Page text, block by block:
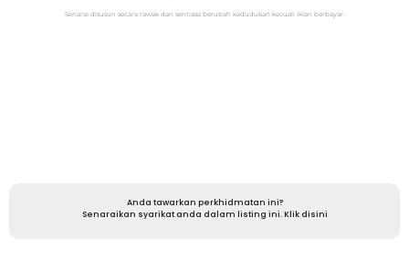
Senarai disusun secara rawak dan sentiasa berubah kedudukan kecuali iklan berbayar.
Anda tawarkan perkhidmatan ini?
Senaraikan syarikat anda dalam listing ini. Klik disini